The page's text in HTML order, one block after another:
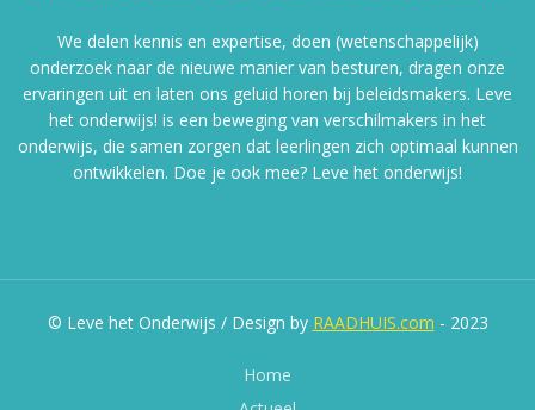
We delen kennis en expertise, doen (wetenschappelijk)
onderzoek naar de nieuwe manier van besturen, dragen onze
ervaringen uit en laten ons geluid horen bij beleidsmakers. Leve
het onderwijs! is een beweging van verschilmakers in het
onderwijs, die samen zorgen dat leerlingen zich optimaal kunnen
ontwikkelen. Doe je ook mee? Leve het onderwijs!
© Leve het Onderwijs / Design by RAADHUIS.com - 2023
Home